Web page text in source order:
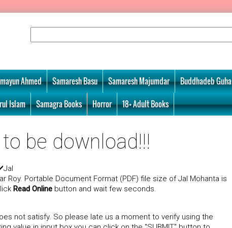
Ahmed Samaresh Basu Samaresh Majumdar Buddhadeb Guha
Islam Samagra Books Horror 18+ Adult Books
be download!!!
Roy. Portable Document Format (PDF) file size of Jal Mohanta is
Read Online button and wait few seconds.
not satisfy. So please late us a moment to verify using the